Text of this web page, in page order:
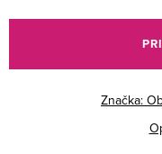
cena:
Značka: